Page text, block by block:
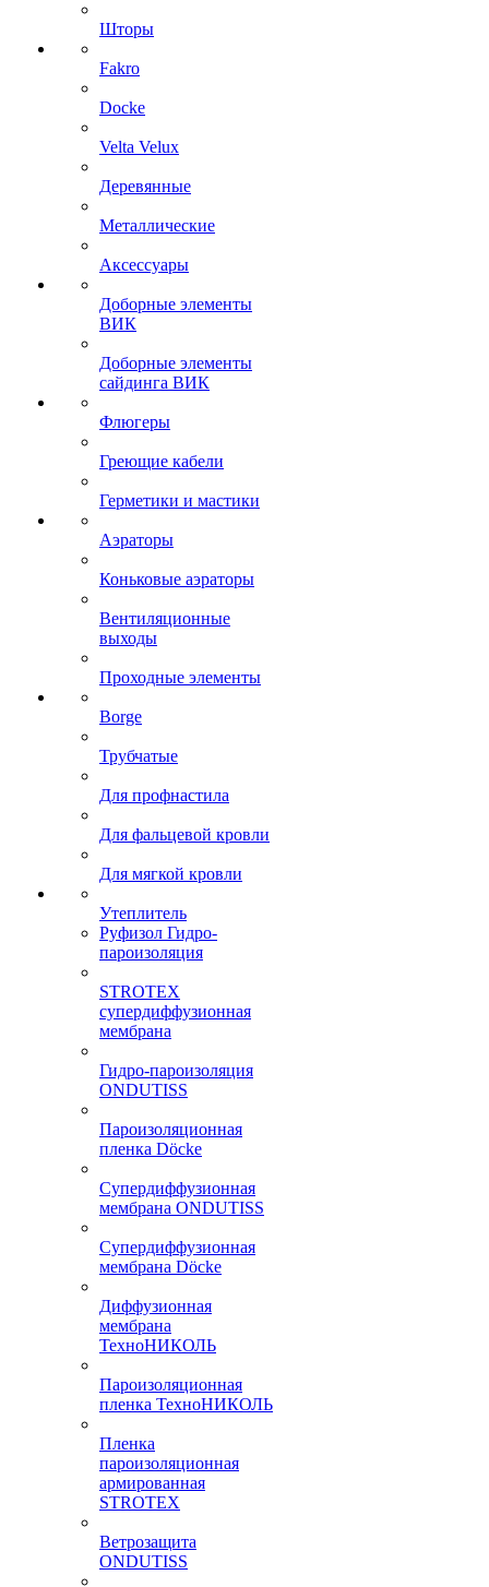
Шторы
Fakro
Docke
Velta Velux
Деревянные
Металлические
Аксессуары
Доборные элементы
ВИК
Доборные элементы
сайдинга ВИК
Флюгеры
Греющие кабели
Герметики и мастики
Аэраторы
Коньковые аэраторы
Вентиляционные
выходы
Проходные элементы
Borge
Трубчатые
Для профнастила
Для фальцевой кровли
Для мягкой кровли
Утеплитель
Руфизол Гидро-
пароизоляция
STROTEX
супердиффузионная
мембрана
Гидро-пароизоляция
ONDUTISS
Пароизоляционная
пленка Döcke
Супердиффузионная
мембрана ONDUTISS
Супердиффузионная
мембрана Döcke
Диффузионная
мембрана
ТехноНИКОЛЬ
Пароизоляционная
пленка ТехноНИКОЛЬ
Пленка
пароизоляционная
армированная
STROTEX
Ветрозащита
ONDUTISS